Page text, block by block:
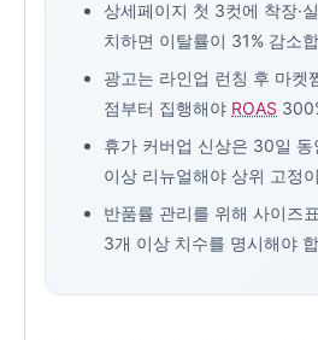
상세페이지 첫 3컷에 착장·
치하면 이탈률이 31% 감소
광고는 라인업 런칭 후 마켓
점부터 집행해야 ROAS
휴가 커버업 신상은 30일
이상 리뉴얼해야 상위 고정
반품률 관리를 위해 사이즈
3개 이상 치수를 명시해야